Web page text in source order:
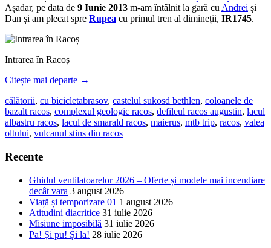
Așadar, pe data de 9 Iunie 2013 m-am întâlnit la gară cu Andrei și
Dan și am plecat spre Rupea cu primul tren al dimineții, IR1745.
Intrarea în Racoș
Citește mai departe →
călătorii, cu bicicletabrasov, castelul sukosd bethlen, coloanele de
bazalt racos, complexul geologic racos, defileul racos augustin, lacul
albastru racos, lacul de smarald racos, maierus, mtb trip, racos, valea
oltului, vulcanul stins din racos
Recente
Ghidul ventilatoarelor 2026 – Oferte și modele mai incendiare
decât vara 3 august 2026
Viață și temporizare 01 1 august 2026
Atitudini diacritice 31 iulie 2026
Misiune imposibilă 31 iulie 2026
Pa! Și pu! Și la! 28 iulie 2026